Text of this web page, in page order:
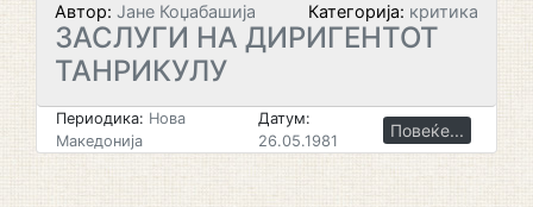
Автор: Јане Коџабашија Категорија: критика
ЗАСЛУГИ НА ДИРИГЕНТОТ
ТАНРИКУЛУ
Периодика: Нова
Македонија
Датум:
26.05.1981
Повеќе...